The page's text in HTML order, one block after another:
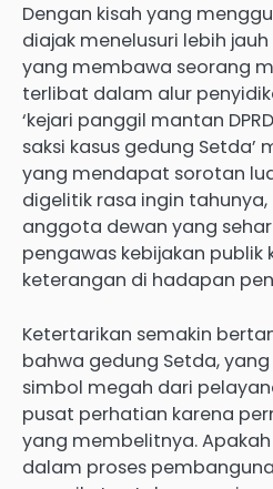
Dengan kisah yang
diajak menelusuri lebih
yang membawa seorang
terlibat dalam alur
‘kejari panggil mantan
saksi kasus gedung Setda’
yang mendapat sorotan
digelitik rasa ingin
anggota dewan yang
pengawas kebijakan publik
keterangan di hadapan
Ketertarikan semakin
bahwa gedung Setda,
simbol megah dari
pusat perhatian karena
yang membelitnya.
dalam proses